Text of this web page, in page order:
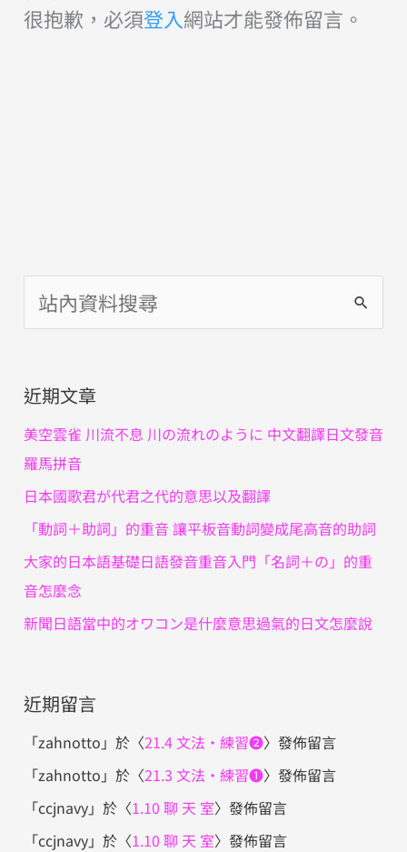
很抱歉，必須登入網站才能發佈留言。
尋
鍵
字
:
近期文章
美空雲雀 川流不息 川の流れのように 中文翻譯日文發音
羅馬拼音
日本國歌君が代君之代的意思以及翻譯
「動詞＋助詞」的重音 讓平板音動詞變成尾高音的助詞
大家的日本語基礎日語發音重音入門「名詞＋の」的重
音怎麼念
新聞日語當中的オワコン是什麼意思過氣的日文怎麼說
近期留言
「zahnotto 」於〈21.4 文法・練習❷〉發佈留言
「zahnotto 」於〈21.3 文法・練習❶〉發佈留言
「ccjnavy」於〈1.10 聊 天 室〉發佈留言
「ccjnavy」於〈1.10 聊 天 室〉發佈留言